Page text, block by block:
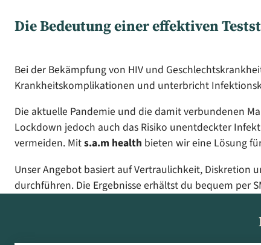
Die Bedeutung einer effektiven
Bei der Bekämpfung von HIV und
Krankheitskomplikationen und unterbricht
Die aktuelle Pandemie und die damit verbundenen
Lockdown jedoch auch das Risiko unentdeckter
vermeiden. Mits.a.m health bieten wir eine Lösung
Unser Angebot basiert auf Vertraulichkeit, Diskretion
durchführen. Die Ergebnisse erhältst du bequem per